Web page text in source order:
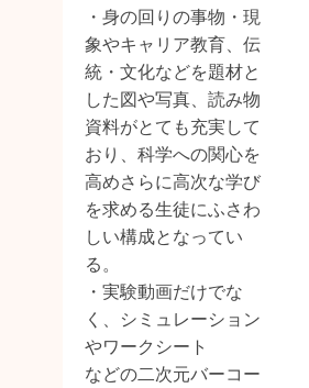
・身の回りの事物・現
象やキャリア教育、伝
統・文化などを題材と
した図や写真、読み物
資料がとても充実して
おり、科学への関心を
高めさらに高次な学び
を求める生徒にふさわ
しい構成となってい
る。
・実験動画だけでな
く、シミュレーション
やワークシート
などの二次元バーコー